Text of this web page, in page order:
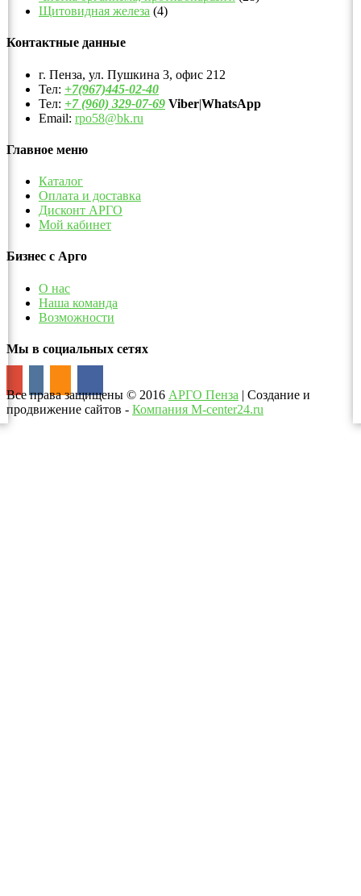
Щитовидная железа (4)
Контактные данные
г. Пенза, ул. Пушкина 3, офис 212
Тел: +7(967)445-02-40
Тел: +7 (960) 329-07-69 Viber|WhatsApp
Email: rpo58@bk.ru
Главное меню
Каталог
Оплата и доставка
Дисконт АРГО
Мой кабинет
Бизнес с Арго
О нас
Наша команда
Возможности
Мы в социальных сетях
Все права защищены © 2016 АРГО Пенза | Создание и
продвижение сайтов - Компания M-center24.ru